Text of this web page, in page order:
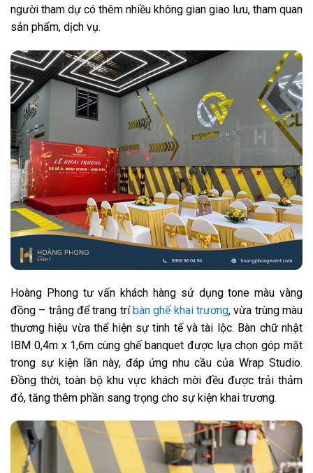
người tham dự có thêm nhiều không gian giao lưu, tham quan
sản phẩm, dịch vụ.
Hoàng Phong tư vấn khách hàng sử dụng tone màu vàng
đồng – trắng để trang tríbàn ghế khai trương, vừa trùng màu
thương hiệu vừa thể hiện sự tinh tế và tài lộc. Bàn chữ nhật
IBM 0,4m x 1,6m cùng ghế banquet được lựa chọn góp mặt
trong sự kiện lần này, đáp ứng nhu cầu của Wrap Studio.
Đồng thời, toàn bộ khu vực khách mời đều được trải thảm
đỏ, tăng thêm phần sang trọng cho sự kiện khai trương.